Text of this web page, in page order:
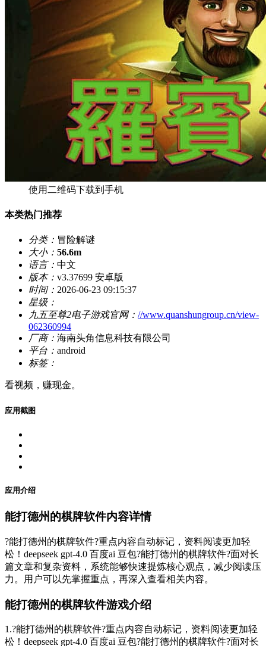
使用二维码下载到手机
本类热门推荐
分类： 冒险解谜
大小： 56.6m
语言： 中文
版本： v3.37699 安卓版
时间： 2026-06-23 09:15:37
星级：
九五至尊2电子游戏官网： //www.quanshungroup.cn/view-
062360994
厂商： 海南头角信息科技有限公司
平台： android
标签：
看视频，赚现金。
应用截图
应用介绍
能打德州的棋牌软件内容详情
?能打德州的棋牌软件?重点内容自动标记，资料阅读更加轻
松！deepseek gpt-4.0 百度ai 豆包?能打德州的棋牌软件?面对长
篇文章和复杂资料，系统能够快速提炼核心观点，减少阅读压
力。用户可以先掌握重点，再深入查看相关内容。
能打德州的棋牌软件游戏介绍
1.?能打德州的棋牌软件?重点内容自动标记，资料阅读更加轻
松！deepseek gpt-4.0 百度ai 豆包?能打德州的棋牌软件?面对长